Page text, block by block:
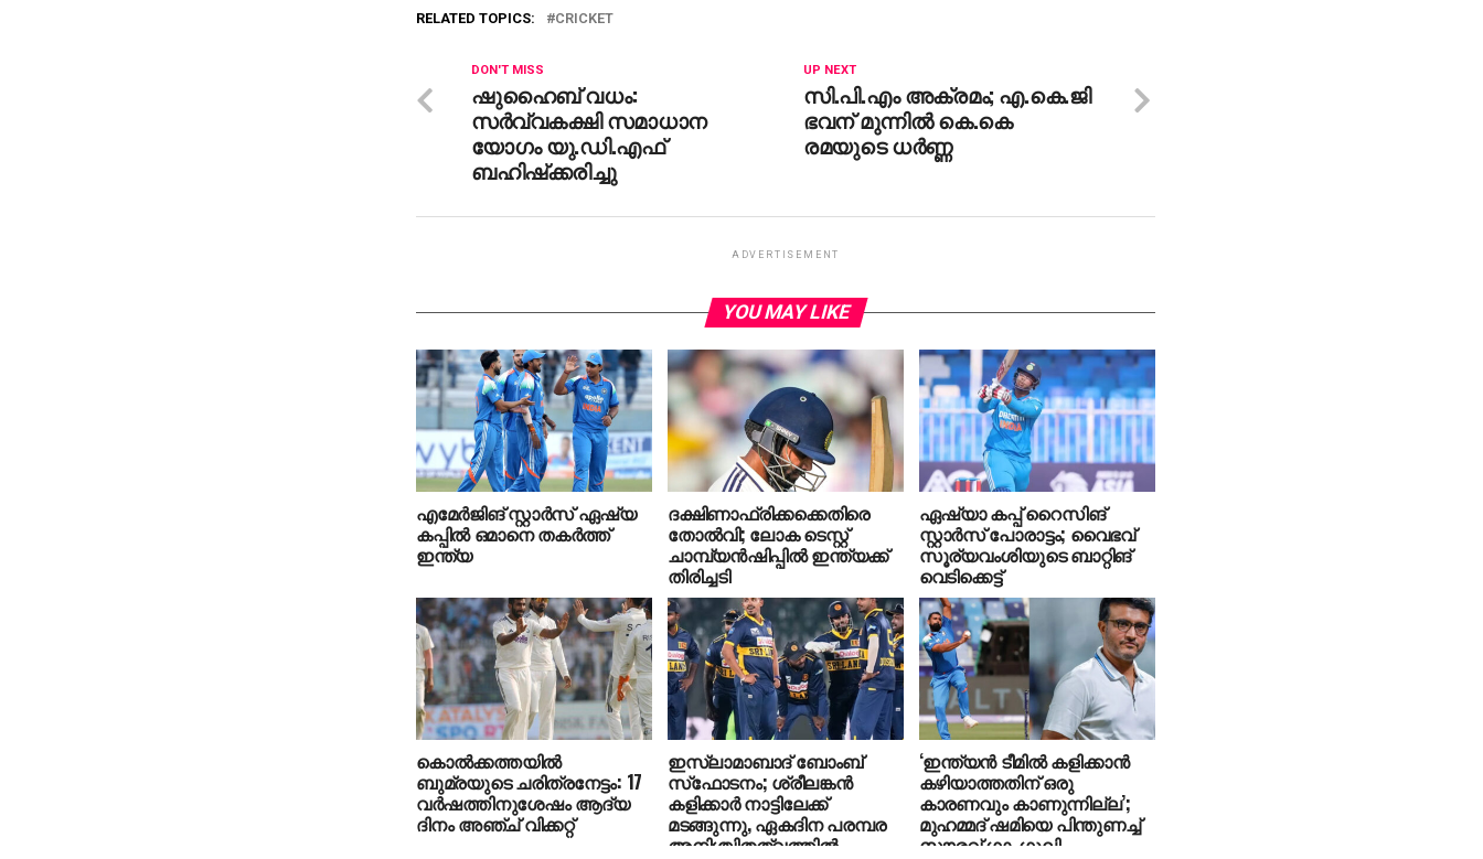
RELATED TOPICS: CRICKET
UP NEXT
സി.പി.എം അക്രമം; എ.കെ.ജി
ഭവന് മുന്നില്‍ കെ.കെ
രമയുടെ ധര്‍ണ്ണ
DON'T MISS
ഷുഹൈബ് വധം:
സര്‍വ്വകക്ഷി സമാധാന
യോഗം യു.ഡി.എഫ്
ബഹിഷ്‌ക്കരിച്ചു
ADVERTISEMENT
YOU MAY LIKE
എമേര്‍ജിങ് സ്റ്റാര്‍സ് ഏഷ്യ
കപ്പില്‍ ഒമാനെ തകര്‍ത്ത്
ഇന്ത്യ
ദക്ഷിണാഫ്രിക്കക്കെതിരെ
തോല്‍വി; ലോക ടെസ്റ്റ്
ചാമ്പ്യന്‍ഷിപ്പില്‍ ഇന്ത്യക്ക്
തിരിച്ചടി
ഏഷ്യാ കപ്പ് റൈസിങ്
സ്റ്റാര്‍സ് പോരാട്ടം; വൈഭവ്
സൂര്യവംശിയുടെ ബാറ്റിങ്
വെടിക്കെട്ട്
കൊല്‍ക്കത്തയില്‍
ബുമ്രയുടെ ചരിത്രനേട്ടം: 17
വര്‍ഷത്തിനുശേഷം ആദ്യ
ദിനം അഞ്ച് വിക്കറ്റ്
ഇസ്ലാമാബാദ് ബോംബ്
സ്‌ഫോടനം; ശ്രീലങ്കന്‍
കളിക്കാര്‍ നാട്ടിലേക്ക്
മടങ്ങുന്നു, ഏകദിന പരമ്പര
അനിശ്ചിതത്വത്തില്‍
‘ഇന്ത്യന്‍ ടീമില്‍ കളിക്കാന്‍
കഴിയാത്തതിന് ഒരു
കാരണവും കാണുന്നില്ല’;
മുഹമ്മദ് ഷമിയെ പിന്തുണച്ച്
സൗരവ് ഗാംഗുലി